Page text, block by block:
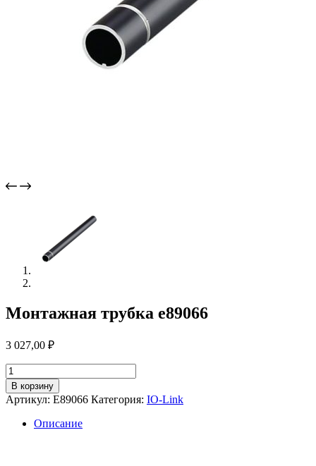
Монтажная трубка e89066
3 027,00 ₽
Количество
товара
Монтажная
трубка
e89066
В корзину
Артикул: E89066 Категория: IO-Link
Описание